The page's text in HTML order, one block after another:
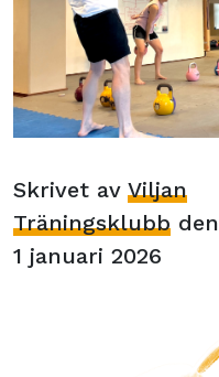
Skrivet av Viljan
Träningsklubb den
1 januari 2026